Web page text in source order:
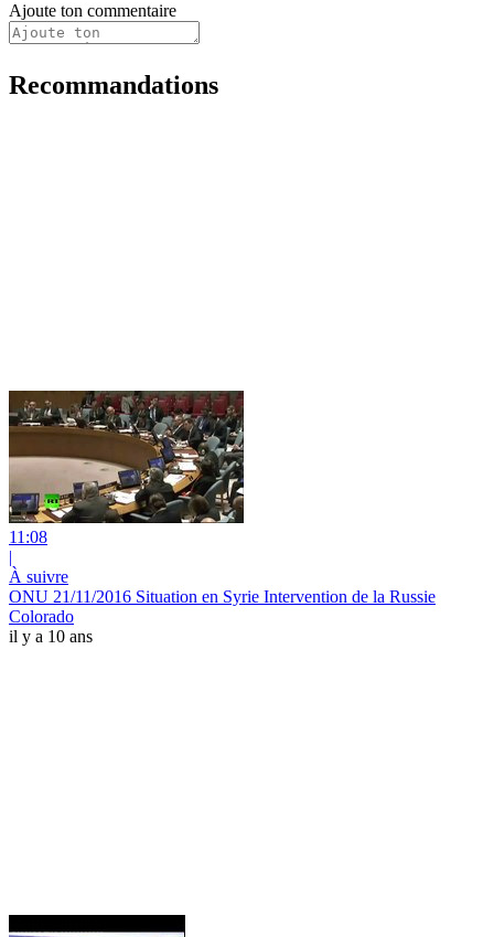
Ajoute ton commentaire
Recommandations
11:08
|
À suivre
ONU 21/11/2016 Situation en Syrie Intervention de la Russie
Colorado
il y a 10 ans